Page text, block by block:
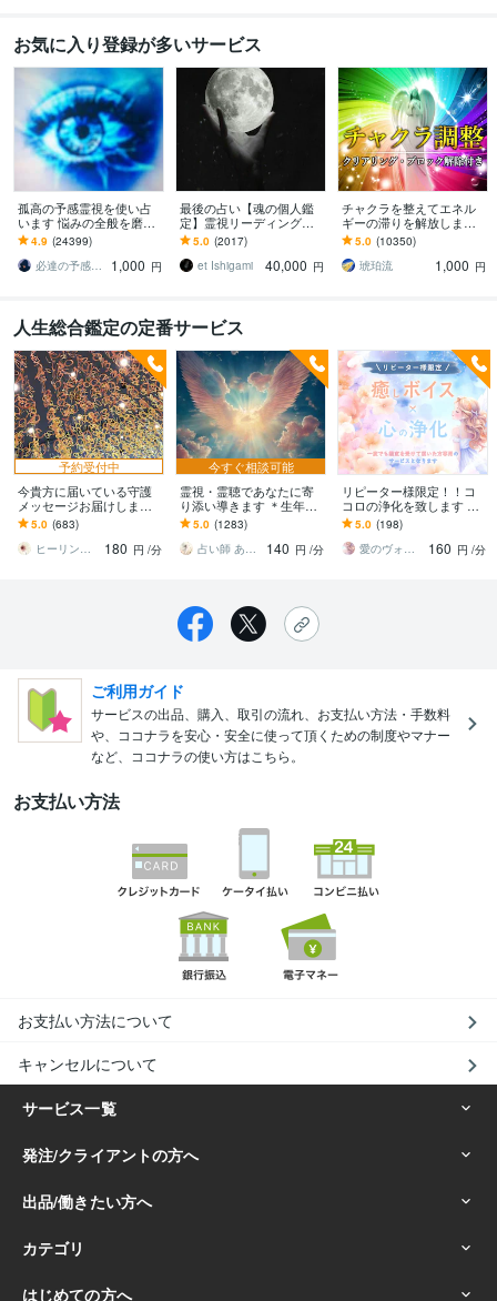
お気に入り登録が多いサービス
孤高の予感霊視を使い占
います 悩みの全般を磨き
上げ、研ぎ澄ました予感
より霊視により導きます
4.9 (24399)
必達の予感霊視 渡邊 潤一
1,000 円
最後の占い【魂の個人鑑
定】霊視リーディング承
ります 運命の地図を手
に、輝く人生を創る｜魂
の全体像を紐解く鑑定
5.0 (2017)
et Ishigami
40,000 円
チャクラを整えてエネル
ギーの滞りを解放します 7
割超リピート！人生を変
えたい人のエネルギー調
整
5.0 (10350)
琥珀流
1,000 円
人生総合鑑定の定番サービス
予約受付中
今貴方に届いている守護
メッセージお届けします
今、モヤモヤする気持ち
を自分から晴らせるよう
になる
5.0 (683)
ヒーリング＋霊力カウンセラー
180 円 /分
今すぐ相談可能
霊視・霊聴であなたに寄
り添い導きます ＊生年月
日不要＊恋愛＊対人関係
＊お仕事＊自分のこと
5.0 (1283)
占い師 あいり
140 円 /分
リピーター様限定！！コ
コロの浄化を致します い
ま必要なメッセージを伝
え、シアワセな未来へご
招待します♡
5.0 (198)
愛のヴォイスヒーラー♡ 陽まわり
160 円 /分
ご利用ガイド
サービスの出品、購入、取引の流れ、お支払い方法・手数料
や、ココナラを安心・安全に使って頂くための制度やマナー
など、ココナラの使い方はこちら。
お支払い方法
お支払い方法について
キャンセルについて